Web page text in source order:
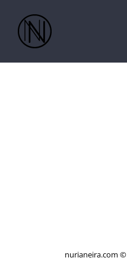
contenido
nurianeira.com ©